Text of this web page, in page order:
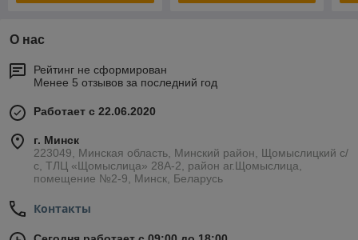
О нас
Рейтинг не сформирован
Менее 5 отзывов за последний год
Работает с 22.06.2020
г. Минск
223049, Минская область, Минский район, Щомыслицкий с/
с, ТЛЦ «Щомыслица» 28А-2, район аг.Щомыслица,
помещение №2-9, Минск, Беларусь
Контакты